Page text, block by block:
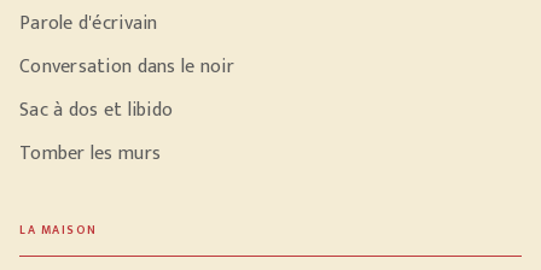
Parole d'écrivain
Conversation dans le noir
Sac à dos et libido
Tomber les murs
LA MAISON